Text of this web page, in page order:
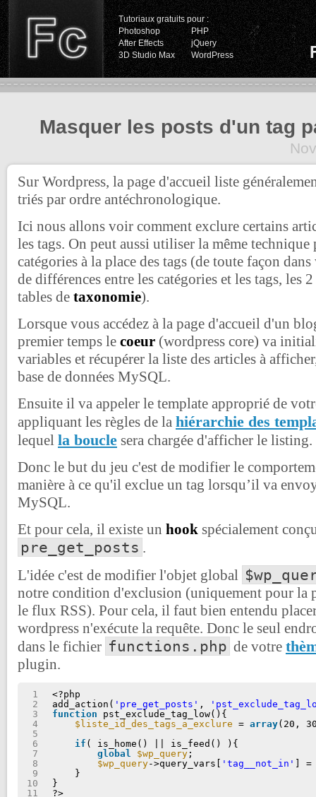
Tutoriaux gratuits pour :
Photoshop
PHP
After Effects
jQuery
3D Studio Max
WordPress
Masquer les posts d'un tag
Sur Wordpress, la page d'accueil liste
triés par ordre antéchronologique.
Ici nous allons voir comment exclure certains
les tags. On peut aussi utiliser la même technique
catégories à la place des tags (de toute façon
de différences entre les catégories et les tags, les
tables de taxonomie).
Lorsque vous accédez à la page d'accueil d'un
premier temps le coeur (wordpress core) va
variables et récupérer la liste des articles à
base de données MySQL.
Ensuite il va appeler le template approprié de
appliquant les règles de la hiérarchie des
lequel la boucle sera chargée d'afficher le listing.
Donc le but du jeu c'est de modifier le
manière à ce qu'il exclue un tag lorsqu’il va
MySQL.
Et pour cela, il existe un hook spécialement
pre_get_posts .
L'idée c'est de modifier l'objet global
notre condition d'exclusion (uniquement pour la
le flux RSS). Pour cela, il faut bien entendu
wordpress n'exécute la requête. Donc le seul
dans le fichier functions.php de votre
plugin.
1
2
3
4
5
6
7
8
9
10
11
<?php
add_action( 'pre_get_posts' ,
function
pst_exclude_tag_low(){
$liste_id_des_tags_a_exclure
= array(20,
if ( is_home() || is_feed() ){
global
$wp_query ;
$wp_query->query_vars[ 'tag__not_in'
]
}
}
?>